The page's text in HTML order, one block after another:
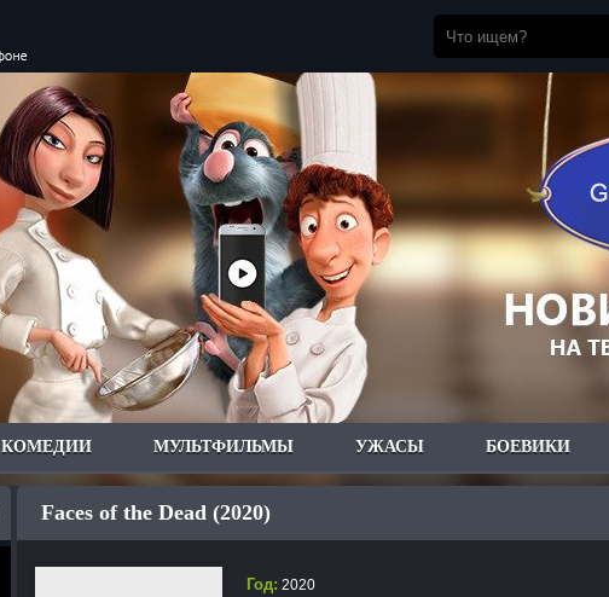
КОМЕДИИ МУЛЬТФИЛЬМЫ УЖАСЫ БОЕВИКИ
Faces of the Dead (2020)
Год: 2020